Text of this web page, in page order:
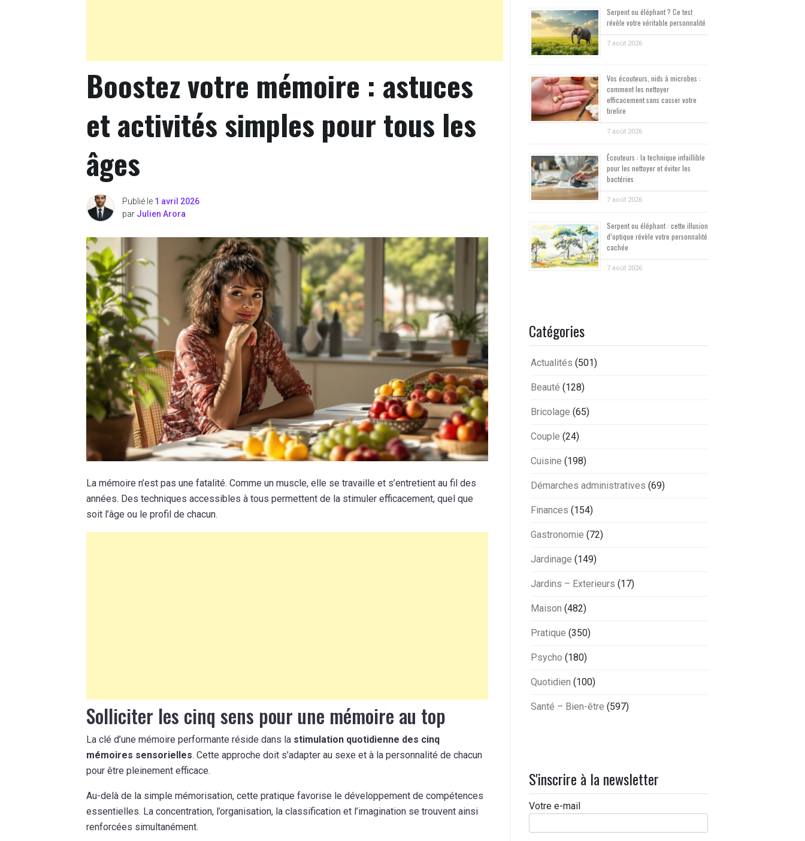
Boostez votre mémoire : astuces
et activités simples pour tous les
âges
Publié le 1 avril 2026
par Julien Arora
La mémoire n’est pas une fatalité. Comme un muscle, elle se travaille et s’entretient au fil des
années. Des techniques accessibles à tous permettent de la stimuler efficacement, quel que
soit l’âge ou le profil de chacun.
Solliciter les cinq sens pour une mémoire au top
La clé d’une mémoire performante réside dans la stimulation quotidienne des cinq
mémoires sensorielles. Cette approche doit s’adapter au sexe et à la personnalité de chacun
pour être pleinement efficace.
Au-delà de la simple mémorisation, cette pratique favorise le développement de compétences
essentielles. La concentration, l’organisation, la classification et l’imagination se trouvent ainsi
renforcées simultanément.
Serpent ou éléphant ? Ce test
révèle votre véritable personnalité
7 août 2026
Vos écouteurs, nids à microbes :
comment les nettoyer
efficacement sans casser votre
tirelire
7 août 2026
Écouteurs : la technique infaillible
pour les nettoyer et éviter les
bactéries
7 août 2026
Serpent ou éléphant : cette illusion
d’optique révèle votre personnalité
cachée
7 août 2026
Catégories
Actualités (501)
Beauté (128)
Bricolage (65)
Couple (24)
Cuisine (198)
Démarches administratives (69)
Finances (154)
Gastronomie (72)
Jardinage (149)
Jardins – Exterieurs (17)
Maison (482)
Pratique (350)
Psycho (180)
Quotidien (100)
Santé – Bien-être (597)
S'inscrire à la newsletter
Votre e-mail